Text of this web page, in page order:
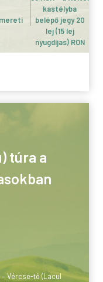
kastélyba
belépő jegy 20
lej (15 lej
nyugdíjas) RON
túra a
– Vércse-tó (Lacul